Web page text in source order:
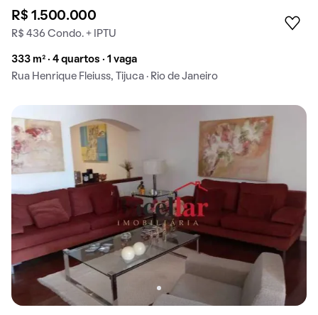
R$ 1.500.000
R$ 436 Condo. + IPTU
333 m² · 4 quartos · 1 vaga
Rua Henrique Fleiuss, Tijuca · Rio de Janeiro